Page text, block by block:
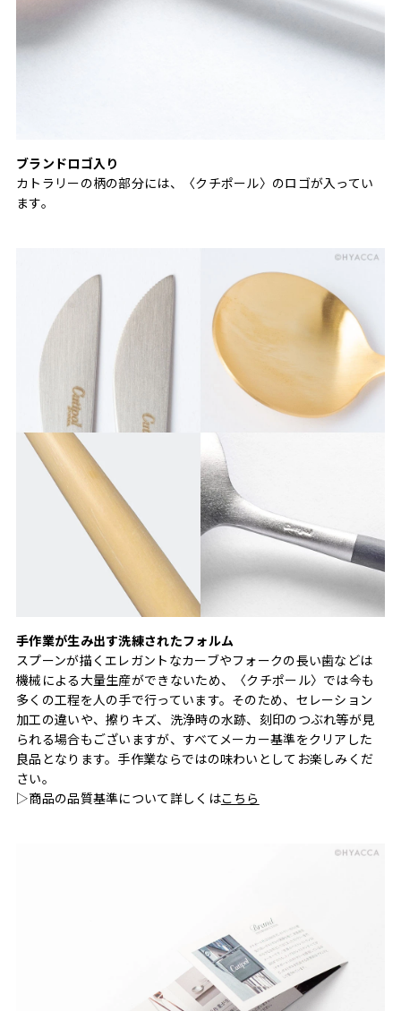
ブランドロゴ入り
カトラリーの柄の部分には、〈クチポール〉のロゴが入ってい
ます。
手作業が生み出す洗練されたフォルム
スプーンが描くエレガントなカーブやフォークの長い歯などは
機械による大量生産ができないため、〈クチポール〉では今も
多くの工程を人の手で行っています。そのため、セレーション
加工の違いや、擦りキズ、洗浄時の水跡、刻印のつぶれ等が見
られる場合もございますが、すべてメーカー基準をクリアした
良品となります。手作業ならではの味わいとしてお楽しみくだ
さい。
▷商品の品質基準について詳しくはこちら